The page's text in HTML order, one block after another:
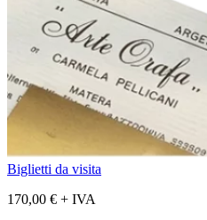
Biglietti da visita
170,00 € + IVA